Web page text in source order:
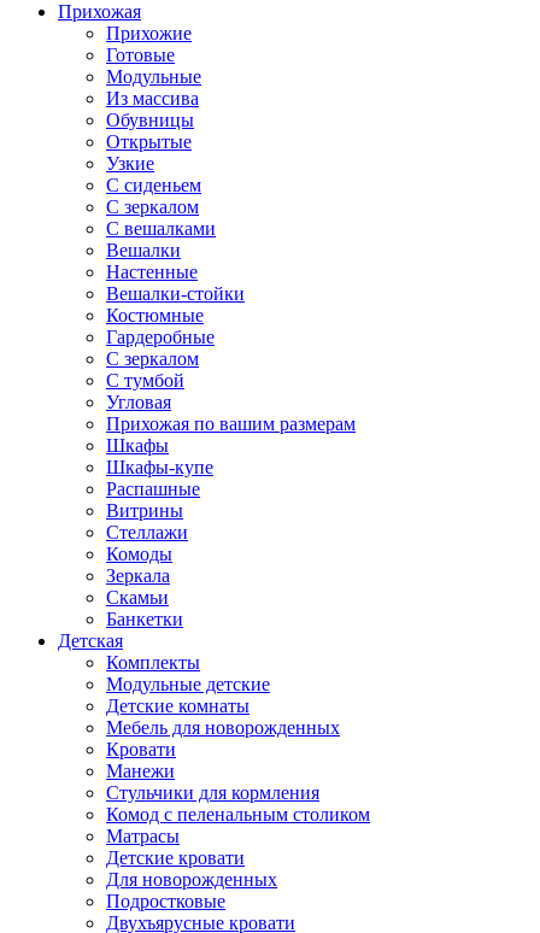
Прихожая
Прихожие
Готовые
Модульные
Из массива
Обувницы
Открытые
Узкие
С сиденьем
С зеркалом
С вешалками
Вешалки
Настенные
Вешалки-стойки
Костюмные
Гардеробные
С зеркалом
С тумбой
Угловая
Прихожая по вашим размерам
Шкафы
Шкафы-купе
Распашные
Витрины
Стеллажи
Комоды
Зеркала
Скамьи
Банкетки
Детская
Комплекты
Модульные детские
Детские комнаты
Мебель для новорожденных
Кровати
Манежи
Стульчики для кормления
Комод с пеленальным столиком
Матрасы
Детские кровати
Для новорожденных
Подростковые
Двухъярусные кровати